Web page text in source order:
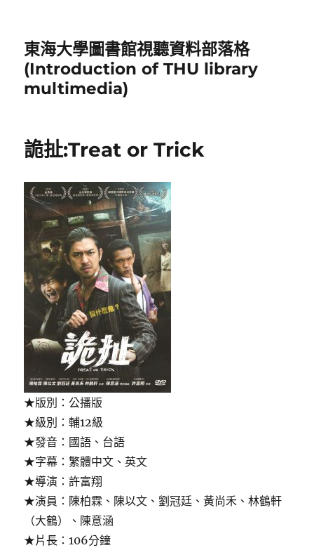
東海大學圖書館視聽資料部落格
(Introduction of THU library
multimedia)
詭扯:Treat or Trick
★版別：公播版
★級別：輔12級
★發音：國語、台語
★字幕：繁體中文、英文
★導演：許富翔
★演員：陳柏霖、陳以文、劉冠廷、黃尚禾、林鶴軒
（大鶴）、陳意涵
★片長：106分鐘